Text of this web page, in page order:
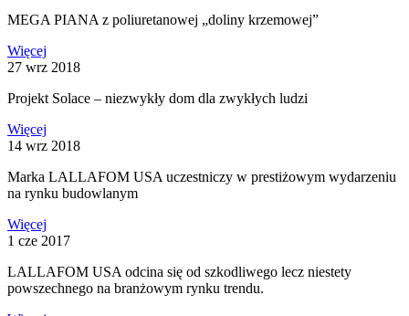
MEGA PIANA z poliuretanowej „doliny krzemowej”
Więcej
27 wrz 2018
Projekt Solace – niezwykły dom dla zwykłych ludzi
Więcej
14 wrz 2018
Marka LALLAFOM USA uczestniczy w prestiżowym wydarzeniu
na rynku budowlanym
Więcej
1 cze 2017
LALLAFOM USA odcina się od szkodliwego lecz niestety
powszechnego na branżowym rynku trendu.